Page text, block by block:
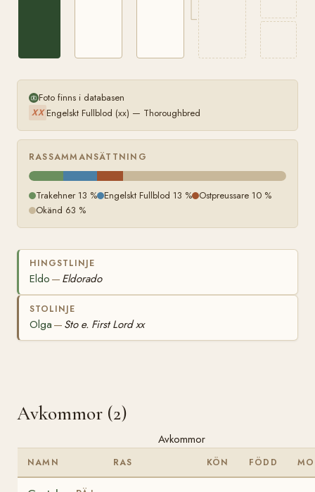
Foto finns i databasen
XX Engelskt Fullblod (xx) — Thoroughbred
RASSAMMANSÄTTNING
Trakehner 13 % Engelskt Fullblod 13 % Ostpreussare 10 %
Okänd 63 %
HINGSTLINJE
Eldo — Eldorado
STOLINJE
Olga — Sto e. First Lord xx
Avkommor (2)
Avkommor
NAMN RAS KÖN FÖDD